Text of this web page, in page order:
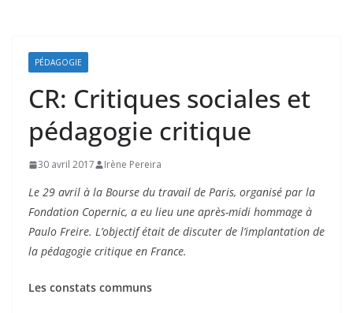
PÉDAGOGIE
CR: Critiques sociales et
pédagogie critique
30 avril 2017 Irène Pereira
Le 29 avril à la Bourse du travail de Paris, organisé par la
Fondation Copernic, a eu lieu une après-midi hommage à
Paulo Freire. L’objectif était de discuter de l’implantation de
la pédagogie critique en France.
Les constats communs